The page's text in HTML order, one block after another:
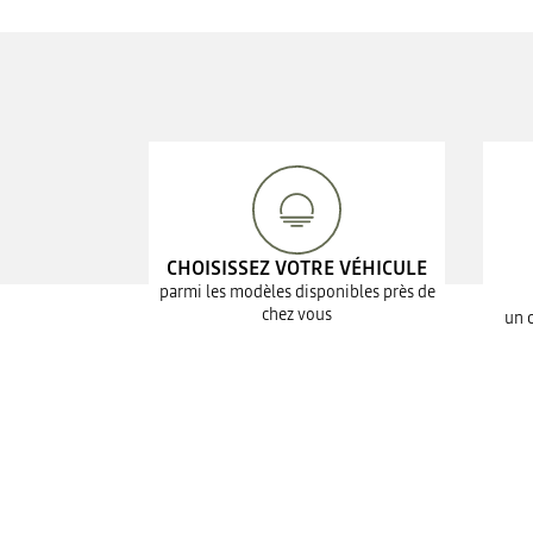
CHOISISSEZ VOTRE VÉHICULE
parmi les modèles disponibles près de
chez vous
un